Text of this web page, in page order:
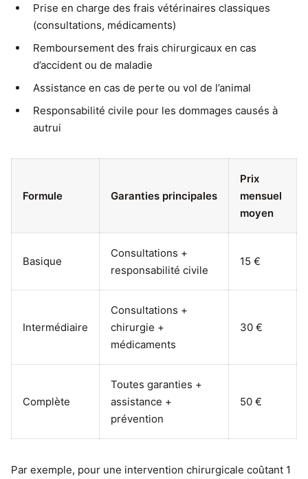
Prise en charge des frais vétérinaires classiques
(consultations, médicaments)
Remboursement des frais chirurgicaux en cas
d’accident ou de maladie
Assistance en cas de perte ou vol de l’animal
Responsabilité civile pour les dommages causés à
autrui
Formule Garanties principales
Prix
mensuel
moyen
Basique
Consultations +
responsabilité civile
15 €
Intermédiaire
Consultations +
chirurgie +
médicaments
30 €
Complète
Toutes garanties +
assistance +
prévention
50 €
Par exemple, pour une intervention chirurgicale coûtant 1